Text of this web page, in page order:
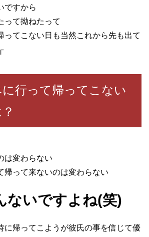
ですから
って拗ねたって
ってこない日も当然これから先も出て
行って帰ってこない
は変わらない
帰って来ないのは変わらない
ないですよね(笑)
に帰ってこようが彼氏の事を信じて優